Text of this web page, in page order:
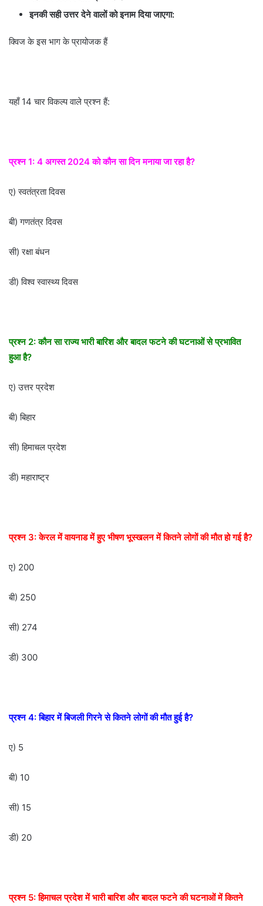
इनकी सही उत्तर देने वालों को इनाम दिया जाएगा:
क्विज के इस भाग के प्रायोजक हैं
यहाँ 14 चार विकल्प वाले प्रश्न हैं:
प्रश्न 1: 4 अगस्त 2024 को कौन सा दिन मनाया जा रहा है?
ए) स्वतंत्रता दिवस
बी) गणतंत्र दिवस
सी) रक्षा बंधन
डी) विश्व स्वास्थ्य दिवस
प्रश्न 2: कौन सा राज्य भारी बारिश और बादल फटने की घटनाओं से प्रभावित
हुआ है?
ए) उत्तर प्रदेश
बी) बिहार
सी) हिमाचल प्रदेश
डी) महाराष्ट्र
प्रश्न 3: केरल में वायनाड में हुए भीषण भूस्खलन में कितने लोगों की मौत हो गई है?
ए) 200
बी) 250
सी) 274
डी) 300
प्रश्न 4: बिहार में बिजली गिरने से कितने लोगों की मौत हुई है?
ए) 5
बी) 10
सी) 15
डी) 20
प्रश्न 5: हिमाचल प्रदेश में भारी बारिश और बादल फटने की घटनाओं में कितने